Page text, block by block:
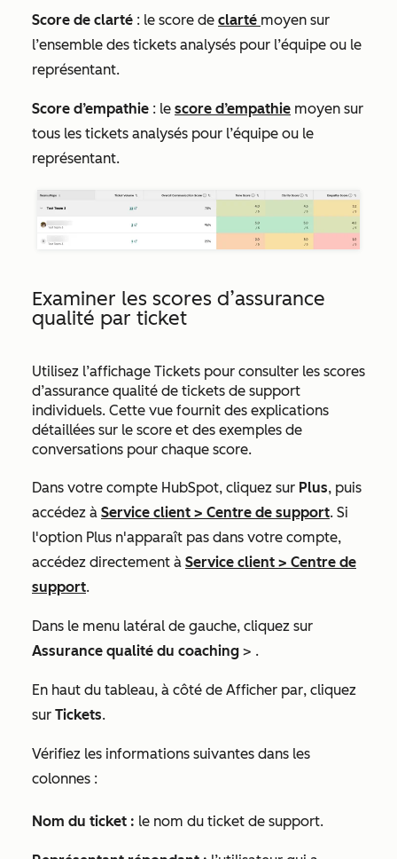
Score de clarté : le score de clarté moyen sur
l’ensemble des tickets analysés pour l’équipe ou le
représentant.
Score d’empathie : le score d’empathie moyen sur
tous les tickets analysés pour l’équipe ou le
représentant.
Examiner les scores d’assurance
qualité par ticket
Utilisez l’affichage Tickets pour consulter les scores
d’assurance qualité de tickets de support
individuels. Cette vue fournit des explications
détaillées sur le score et des exemples de
conversations pour chaque score.
Dans votre compte HubSpot, cliquez sur Plus, puis
accédez à Service client > Centre de support. Si
l'option Plus n'apparaît pas dans votre compte,
accédez directement à Service client > Centre de
support.
Dans le menu latéral de gauche, cliquez sur
Assurance qualité du coaching > .
En haut du tableau, à côté de Afficher par, cliquez
sur Tickets.
Vérifiez les informations suivantes dans les
colonnes :
Nom du ticket : le nom du ticket de support.